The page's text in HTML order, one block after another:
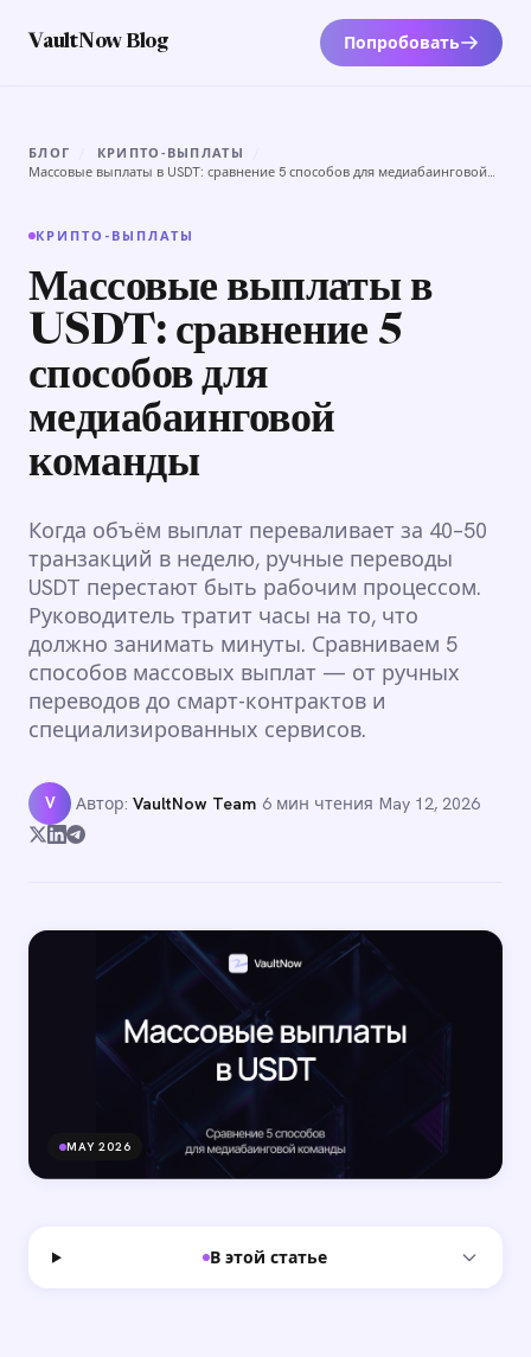
VaultNow Blog Попробовать
БЛОГ КРИПТО-ВЫПЛАТЫ
Массовые выплаты в USDT: сравнение 5 способов для медиабаинговой
КРИПТО-ВЫПЛАТЫ
Массовые выплаты в
USDT: сравнение 5
способов для
медиабаинговой
команды
Когда объём выплат переваливает за 40–50
транзакций в неделю, ручные переводы
USDT перестают быть рабочим процессом.
Руководитель тратит часы на то, что
должно занимать минуты. Сравниваем 5
способов массовых выплат — от ручных
переводов до смарт-контрактов и
специализированных сервисов.
V Автор: VaultNow Team 6 мин чтения May 12, 2026
MAY 2026
В этой статье